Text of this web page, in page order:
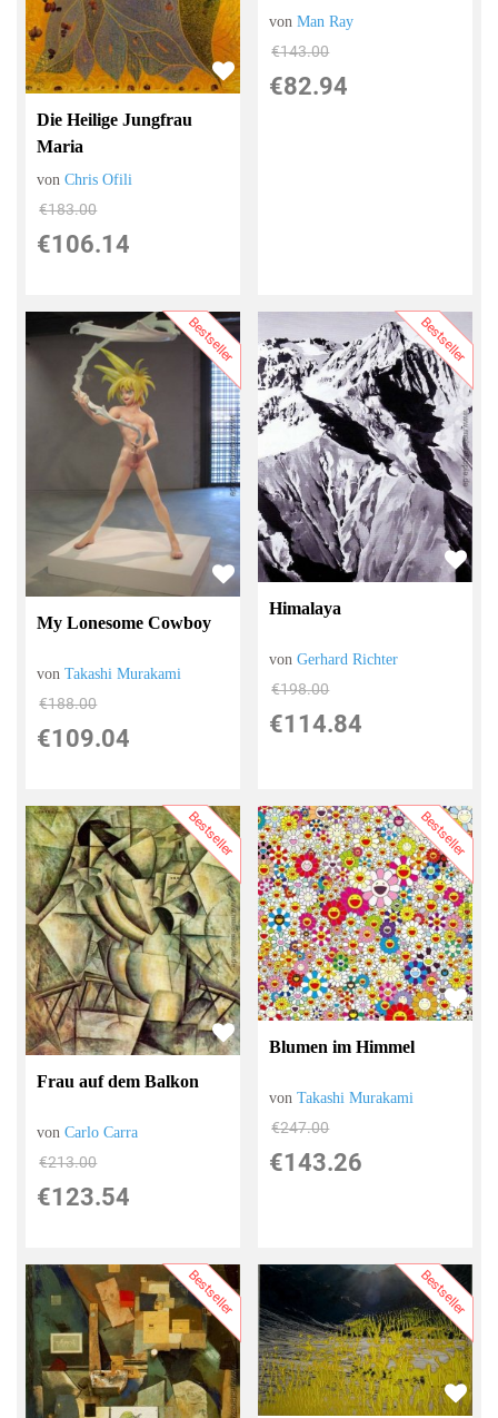
Die Heilige Jungfrau
Maria
vonChris Ofili
€183.00
€106.14
vonMan Ray
€143.00
€82.94
Bestseller
My Lonesome Cowboy
vonTakashi Murakami
€188.00
€109.04
Bestseller
Himalaya
vonGerhard Richter
€198.00
€114.84
Bestseller
Frau auf dem Balkon
vonCarlo Carra
€213.00
€123.54
Bestseller
Blumen im Himmel
vonTakashi Murakami
€247.00
€143.26
Bestseller Bestseller